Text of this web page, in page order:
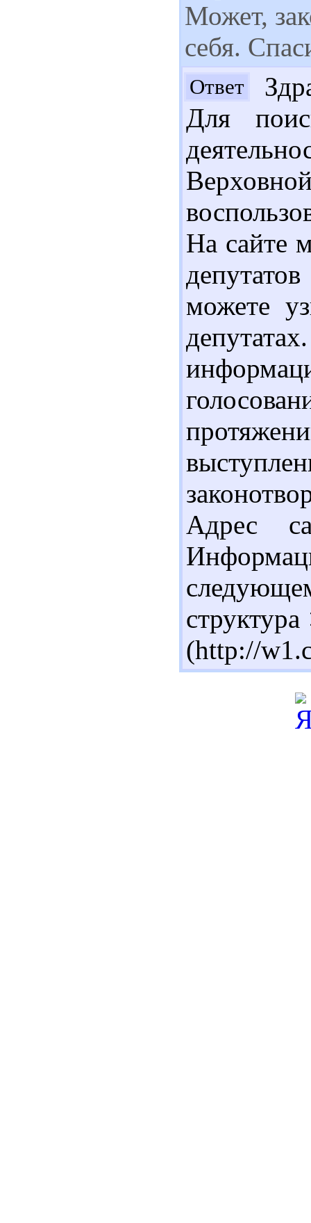
Может,
себя.
Ответ
Для
На сайте
можете
Адрес
(http://